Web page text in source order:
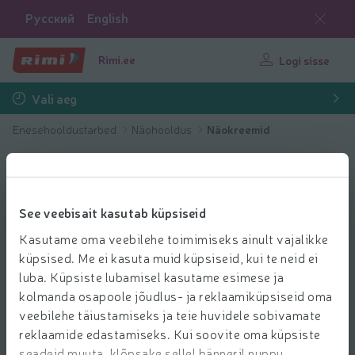
See veebisait kasutab küpsiseid
Kasutame oma veebilehe toimimiseks ainult vajalikke
küpsised. Me ei kasuta muid küpsiseid, kui te neid ei
luba. Küpsiste lubamisel kasutame esimese ja
kolmanda osapoole jõudlus- ja reklaamiküpsiseid oma
veebilehe täiustamiseks ja teie huvidele sobivamate
reklaamide edastamiseks. Kui soovite oma küpsiste
Русский English
Rimi.ee Logi sisse
Vali aeg
Enesehooldustarbed Näohooldus Näokreemid